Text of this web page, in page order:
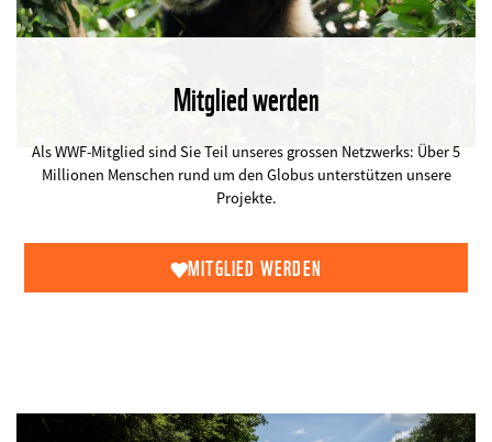
Mitglied werden
Als WWF-Mitglied sind Sie Teil unseres grossen Netzwerks: Über 5
Millionen Menschen rund um den Globus unterstützen unsere
Projekte.
MITGLIED WERDEN